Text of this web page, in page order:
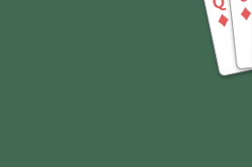
♦♦
♦